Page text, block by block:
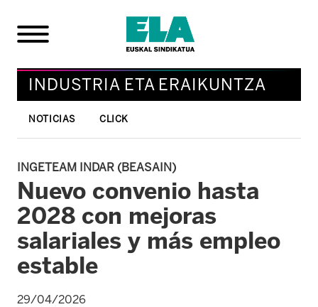
INDUSTRIA ETA ERAIKUNTZA
NOTICIAS CLICK
INGETEAM INDAR (BEASAIN)
Nuevo convenio hasta
2028 con mejoras
salariales y más empleo
estable
29/04/2026